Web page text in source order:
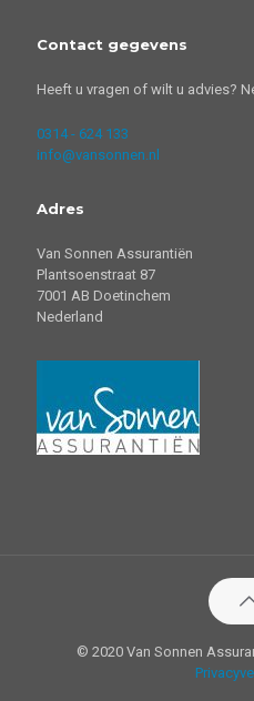
Contact gegevens
Heeft u vragen of wilt u advies?
0314 - 624 133
info@vansonnen.nl
Adres
Van Sonnen Assurantiën
Plantsoenstraat 87
7001 AB Doetinchem
Nederland
© 2020 Van Sonnen